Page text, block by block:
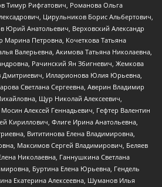
Тимур Рифгатович, Романова Ольга
Цирульников Борис Альбертович,
Юрий Анатольевич, Верховский Александр
Марина Петровна, Кочеткова Татьяна
Валерьевна, Акимова Татьяна Николаевна,
Рачинский Ян Збигневич, Жемкова
Дмитриевич, Илларионова Юлия Юрьевна,
Светлана Сергеевна, Аверин Владимир
Щур Николай Алексеевич,
Алексей Геннадьевич, Гефтер Валентин
Кириллович, Флиге Ирина Анатольевна,
Вититинова Елена Владимировна,
Максимов Сергей Владимирович, Беляев
Николаевна, Ганнушкина Светлана
Буртина Елена Юрьевна, Гендель
Екатерина Алексеевна, Шуманов Илья